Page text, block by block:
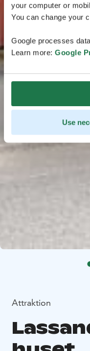
your computer or
You can change your
Google processes
Learn more: Google
Use
Attraktion